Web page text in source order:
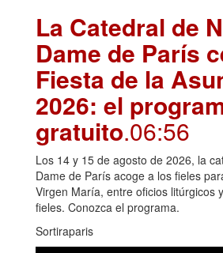
La Catedral de
Dame de París
Fiesta de la
2026: el
gratuito.06:56
Los 14 y 15 de agosto de 2026, la
Dame de París acoge a los fieles
Virgen María, entre oficios litúrgicos
fieles. Conozca el programa.
Sortiraparis